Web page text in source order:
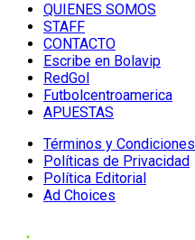
QUIENES SOMOS
STAFF
CONTACTO
Escribe en Bolavip
RedGol
Futbolcentroamerica
APUESTAS
Términos y Condiciones
Políticas de Privacidad
Política Editorial
Ad Choices